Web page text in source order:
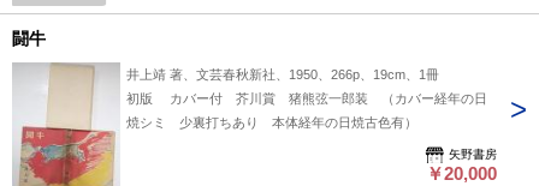
闘牛
井上靖 著、文芸春秋新社、1950、266p、19cm、1冊
初版 カバー付 芥川賞 猪熊弦一郎装 （カバー経年の日
焼シミ 少裏打ちあり 本体経年の日焼古色有）
矢野書房
￥20,000